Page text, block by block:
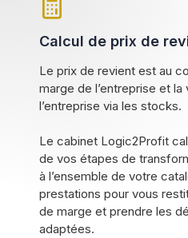
Calcul de prix de
Le prix de revient est au
marge de l’entreprise et la
l’entreprise via les stocks.
Le cabinet Logic2Profit
de vos étapes de
à l’ensemble de votre
prestations pour vous
de marge et prendre les
adaptées.